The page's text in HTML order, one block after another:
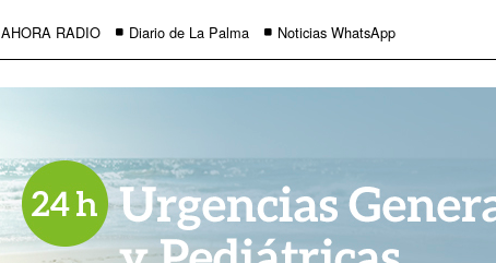
RADIO Diario de La Palma Noticias WhatsApp